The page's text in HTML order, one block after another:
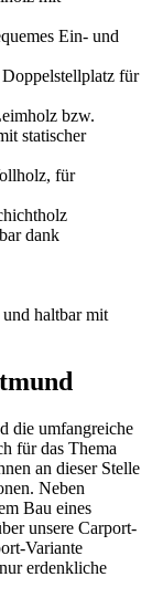
die umfangreiche
für das Thema
an dieser Stelle
Neben
Bau eines
unsere Carport-
Variante
erdenkliche